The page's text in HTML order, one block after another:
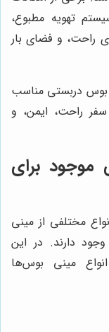
تهویه مطبوع،
راحت، و فضای بار
بوس دربستی مناسب
راحت، ایمن، و
موجود برای
مختلفی از مینی
دارند. در این
مینی بوس‌ها